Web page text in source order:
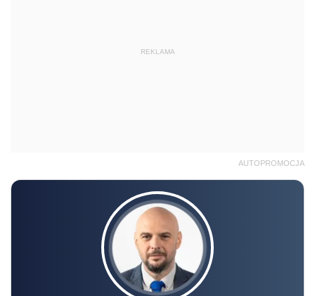
REKLAMA
AUTOPROMOCJA